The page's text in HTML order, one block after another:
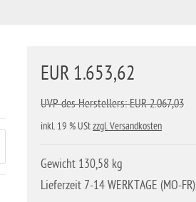
EUR 1.653,62
UVP des Herstellers: EUR 2.067,03
inkl. 19 % UStzzgl. Versandkosten
Gewicht 130,58 kg
Lieferzeit 7-14 WERKTAGE (MO-FR)